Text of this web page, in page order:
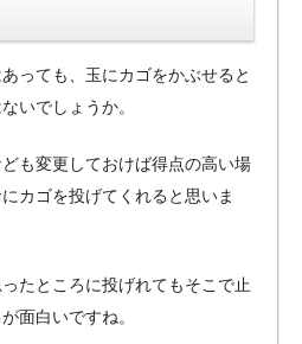
っても、玉にカゴをかぶせると
いでしょうか。
も変更しておけば得点の高い場
カゴを投げてくれると思いま
たところに投げれてもそこで止
面白いですね。